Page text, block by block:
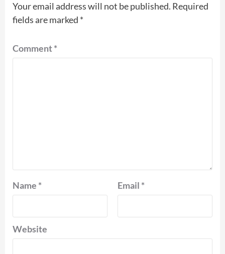
Your email address will not be published. Required
fields are marked *
Comment*
Name * Email *
Website